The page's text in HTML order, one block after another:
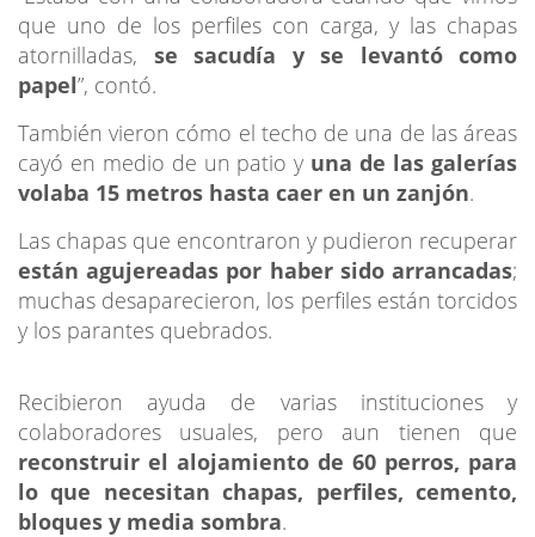
que uno de los perfiles con carga, y las chapas
atornilladas, se sacudía y se levantó como
papel”, contó.
También vieron cómo el techo de una de las áreas
cayó en medio de un patio y una de las galerías
volaba 15 metros hasta caer en un zanjón.
Las chapas que encontraron y pudieron recuperar
están agujereadas por haber sido arrancadas;
muchas desaparecieron, los perfiles están torcidos
y los parantes quebrados.
Recibieron ayuda de varias instituciones y
colaboradores usuales, pero aun tienen que
reconstruir el alojamiento de 60 perros, para
lo que necesitan chapas, perfiles, cemento,
bloques y media sombra.